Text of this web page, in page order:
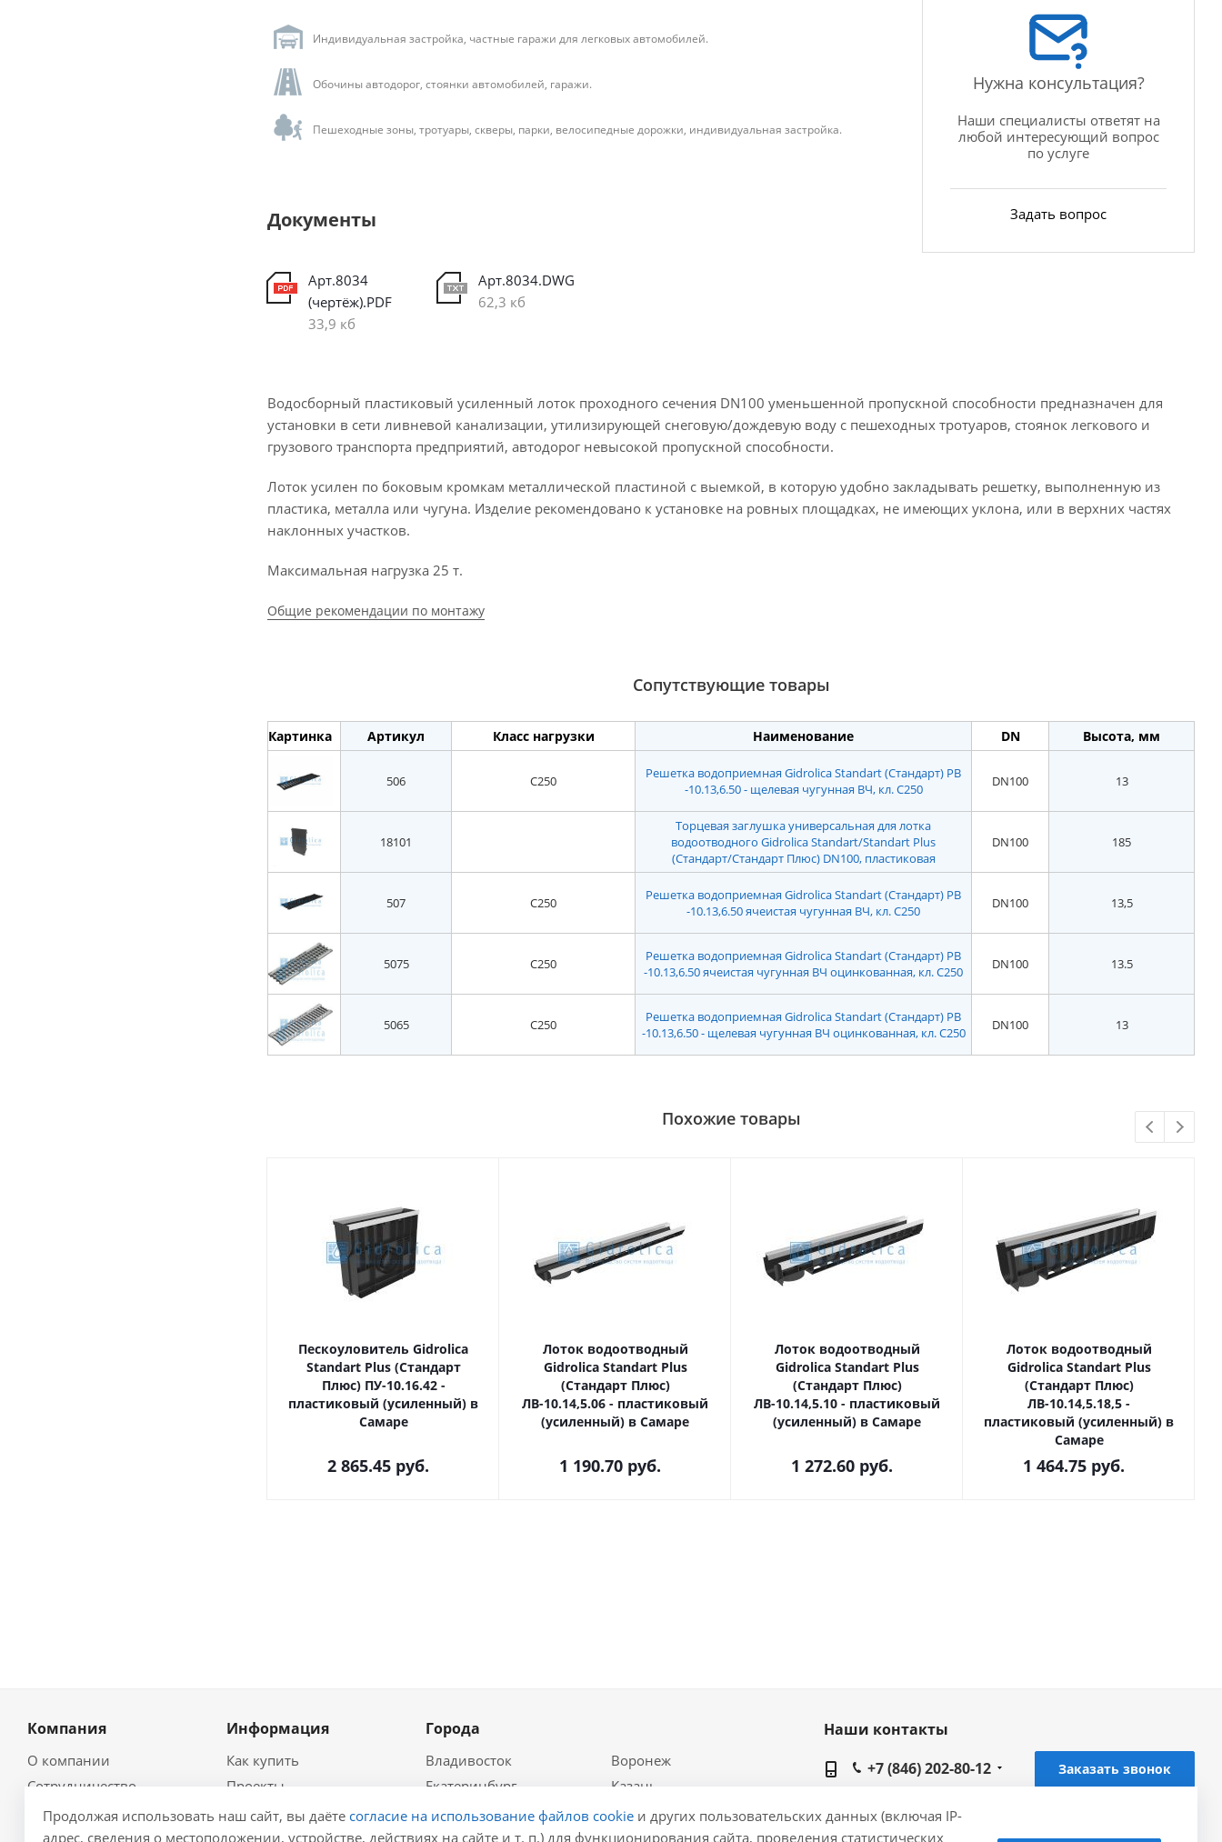
Индивидуальная застройка, частные гаражи для легковых автомобилей.
Обочины автодорог, стоянки автомобилей, гаражи.
Пешеходные зоны, тротуары, скверы, парки, велосипедные дорожки, индивидуальная застройка.
Документы
Арт.8034
(чертёж).PDF
33,9 кб
Арт.8034.DWG
62,3 кб
Нужна консультация?
Наши специалисты ответят на
любой интересующий вопрос
по услуге
Задать вопрос
Водосборный пластиковый усиленный лоток проходного сечения DN100 уменьшенной пропускной способности предназначен для
установки в сети ливневой канализации, утилизирующей снеговую/дождевую воду с пешеходных тротуаров, стоянок легкового и
грузового транспорта предприятий, автодорог невысокой пропускной способности.
Лоток усилен по боковым кромкам металлической пластиной с выемкой, в которую удобно закладывать решетку, выполненную из
пластика, металла или чугуна. Изделие рекомендовано к установке на ровных площадках, не имеющих уклона, или в верхних частях
наклонных участков.
Максимальная нагрузка 25 т.
Общие рекомендации по монтажу
Сопутствующие товары
Картинка Артикул Класс нагрузки Наименование DN Высота, мм
506 C250
Решетка водоприемная Gidrolica Standart (Стандарт) РВ
-10.13,6.50 - щелевая чугунная ВЧ, кл. С250
DN100 13
18101
Торцевая заглушка универсальная для лотка
водоотводного Gidrolica Standart/Standart Plus
(Стандарт/Стандарт Плюс) DN100, пластиковая
DN100 185
507 C250
Решетка водоприемная Gidrolica Standart (Стандарт) РВ
-10.13,6.50 ячеистая чугунная ВЧ, кл. С250
DN100 13,5
5075 C250
Решетка водоприемная Gidrolica Standart (Стандарт) РВ
-10.13,6.50 ячеистая чугунная ВЧ оцинкованная, кл. С250
DN100 13.5
5065 C250
Решетка водоприемная Gidrolica Standart (Стандарт) РВ
-10.13,6.50 - щелевая чугунная ВЧ оцинкованная, кл. С250
DN100 13
Похожие товары
Пескоуловитель Gidrolica
Standart Plus (Стандарт
Плюс) ПУ-10.16.42 -
пластиковый (усиленный) в
Самаре
2 865.45 руб.
Лоток водоотводный
Gidrolica Standart Plus
(Стандарт Плюс)
ЛВ-10.14,5.06 - пластиковый
(усиленный) в Самаре
1 190.70 руб.
Лоток водоотводный
Gidrolica Standart Plus
(Стандарт Плюс)
ЛВ-10.14,5.10 - пластиковый
(усиленный) в Самаре
1 272.60 руб.
Лоток водоотводный
Gidrolica Standart Plus
(Стандарт Плюс)
ЛВ-10.14,5.18,5 -
пластиковый (усиленный) в
Самаре
1 464.75 руб.
Компания
О компании
Сотрудничество
Новости
Контакты
Информация
Как купить
Проекты
Глоссарий
Гидравлический
Города
Владивосток
Воронеж
Екатеринбург
Казань
Краснодар
Красноярск
Крым
Москва
Наши контакты
+7 (846) 202-80-12
Заказать звонок
samara@gidrolica.ru
Продолжая использовать наш сайт, вы даёте согласие на использование файлов cookieи других пользовательских данных (включая IP-
адрес, сведения о местоположении, устройстве, действиях на сайте и т. п.) для функционирования сайта, проведения статистических